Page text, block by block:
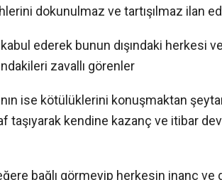
dokunulmaz ve tartışılmaz ilan
ederek bunun dışındaki herkesi
zavallı görenler
ise kötülüklerini konuşmaktan
taşıyarak kendine kazanç ve itibar
bağlı görmeyip herkesin inanç ve